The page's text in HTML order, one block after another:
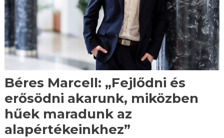
Béres Marcell: „Fejlődni és
erősödni akarunk, miközben
hűek maradunk az
alapértékeinkhez”